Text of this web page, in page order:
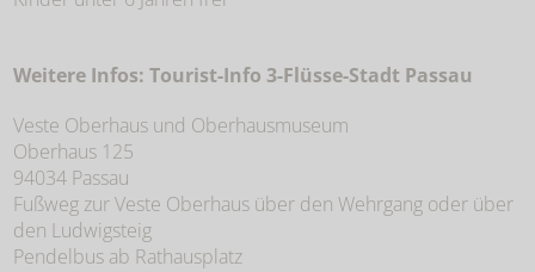
Weitere Infos: Tourist-Info 3-Flüsse-Stadt Passau
Veste Oberhaus und Oberhausmuseum
Oberhaus 125
94034 Passau
Fußweg zur Veste Oberhaus über den Wehrgang oder über
den Ludwigsteig
Pendelbus ab Rathausplatz